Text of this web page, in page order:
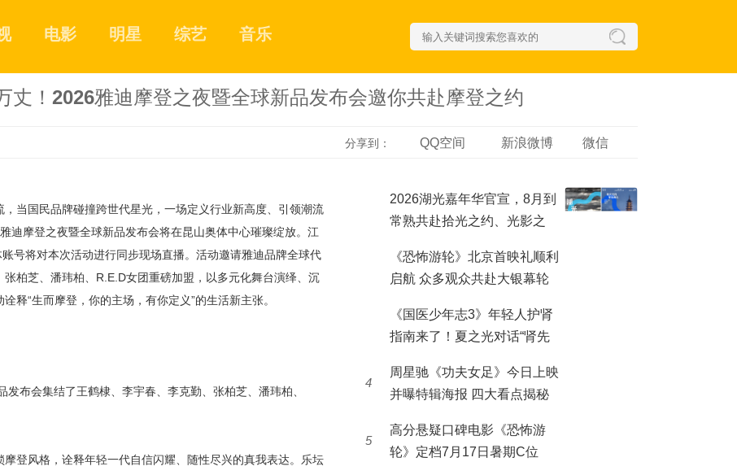
电影 明星 综艺 音乐
丈！2026雅迪摩登之夜暨全球新品发布会邀你共赴摩登之约
微信
新浪微博
QQ空间
分享到：
当国民品牌碰撞跨世代星光，一场定义行业新高度、引领潮流
迪摩登之夜暨全球新品发布会将在昆山奥体中心璀璨绽放。 江
账号将对本次活动进行同步现场直播。活动邀请雅迪品牌全球代
柏芝、潘玮柏、 R.E.D女团重磅加盟，以多元化舞台演绎、沉
释“生而摩登，你的主场， 有你定义”的生活新主张。
发布会集结了王鹤棣、李宇春、李克勤、张柏芝、潘玮柏、
登风格，诠释年轻一代自信闪耀、随性尽兴的真我表达。乐坛
2026湖光嘉年华官宣，8月到
常熟共赴拾光之约、光影之
《恐怖游轮》北京首映礼顺利
启航 众多观众共赴大银幕轮
《国医少年志3》年轻人护肾
指南来了！夏之光对话“肾先
4
周星驰《功夫女足》今日上映
并曝特辑海报 四大看点揭秘
5
高分悬疑口碑电影《恐怖游
轮》定档7月17日暑期C位